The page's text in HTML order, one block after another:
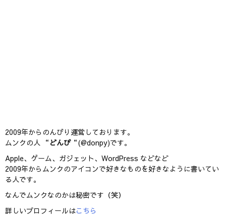
2009年からのんびり運営しております。
ムンクの人 “ どんぴ“(@donpy)です。
Apple、ゲーム、ガジェット、WordPress などなど
2009年からムンクのアイコンで好きなものを好きなように書いてい
る人です。
なんでムンクなのかは秘密です（笑）
詳しいプロフィールはこちら